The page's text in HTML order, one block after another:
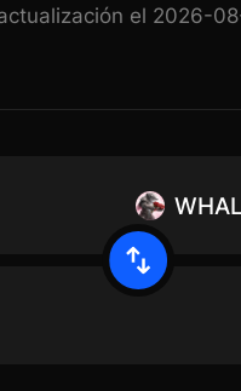
el 2026-